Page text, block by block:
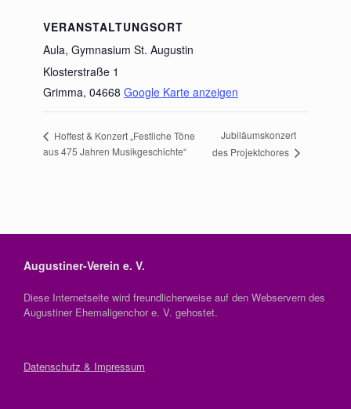
VERANSTALTUNGSORT
Aula, Gymnasium St. Augustin
Klosterstraße 1
Grimma, 04668 Google Karte anzeigen
Hoffest & Konzert „Festliche Töne
aus 475 Jahren Musikgeschichte“
Jubiläumskonzert
des Projektchores
Augustiner-Verein e. V.
Diese Internetseite wird freundlicherweise auf den Webservern des
Augustiner Ehemaligenchor e. V. gehostet.
Datenschutz & Impressum